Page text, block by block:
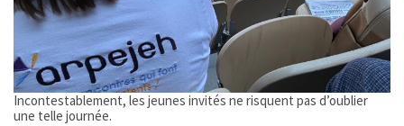
Incontestablement, les jeunes invités ne risquent pas d’oublier
une telle journée.